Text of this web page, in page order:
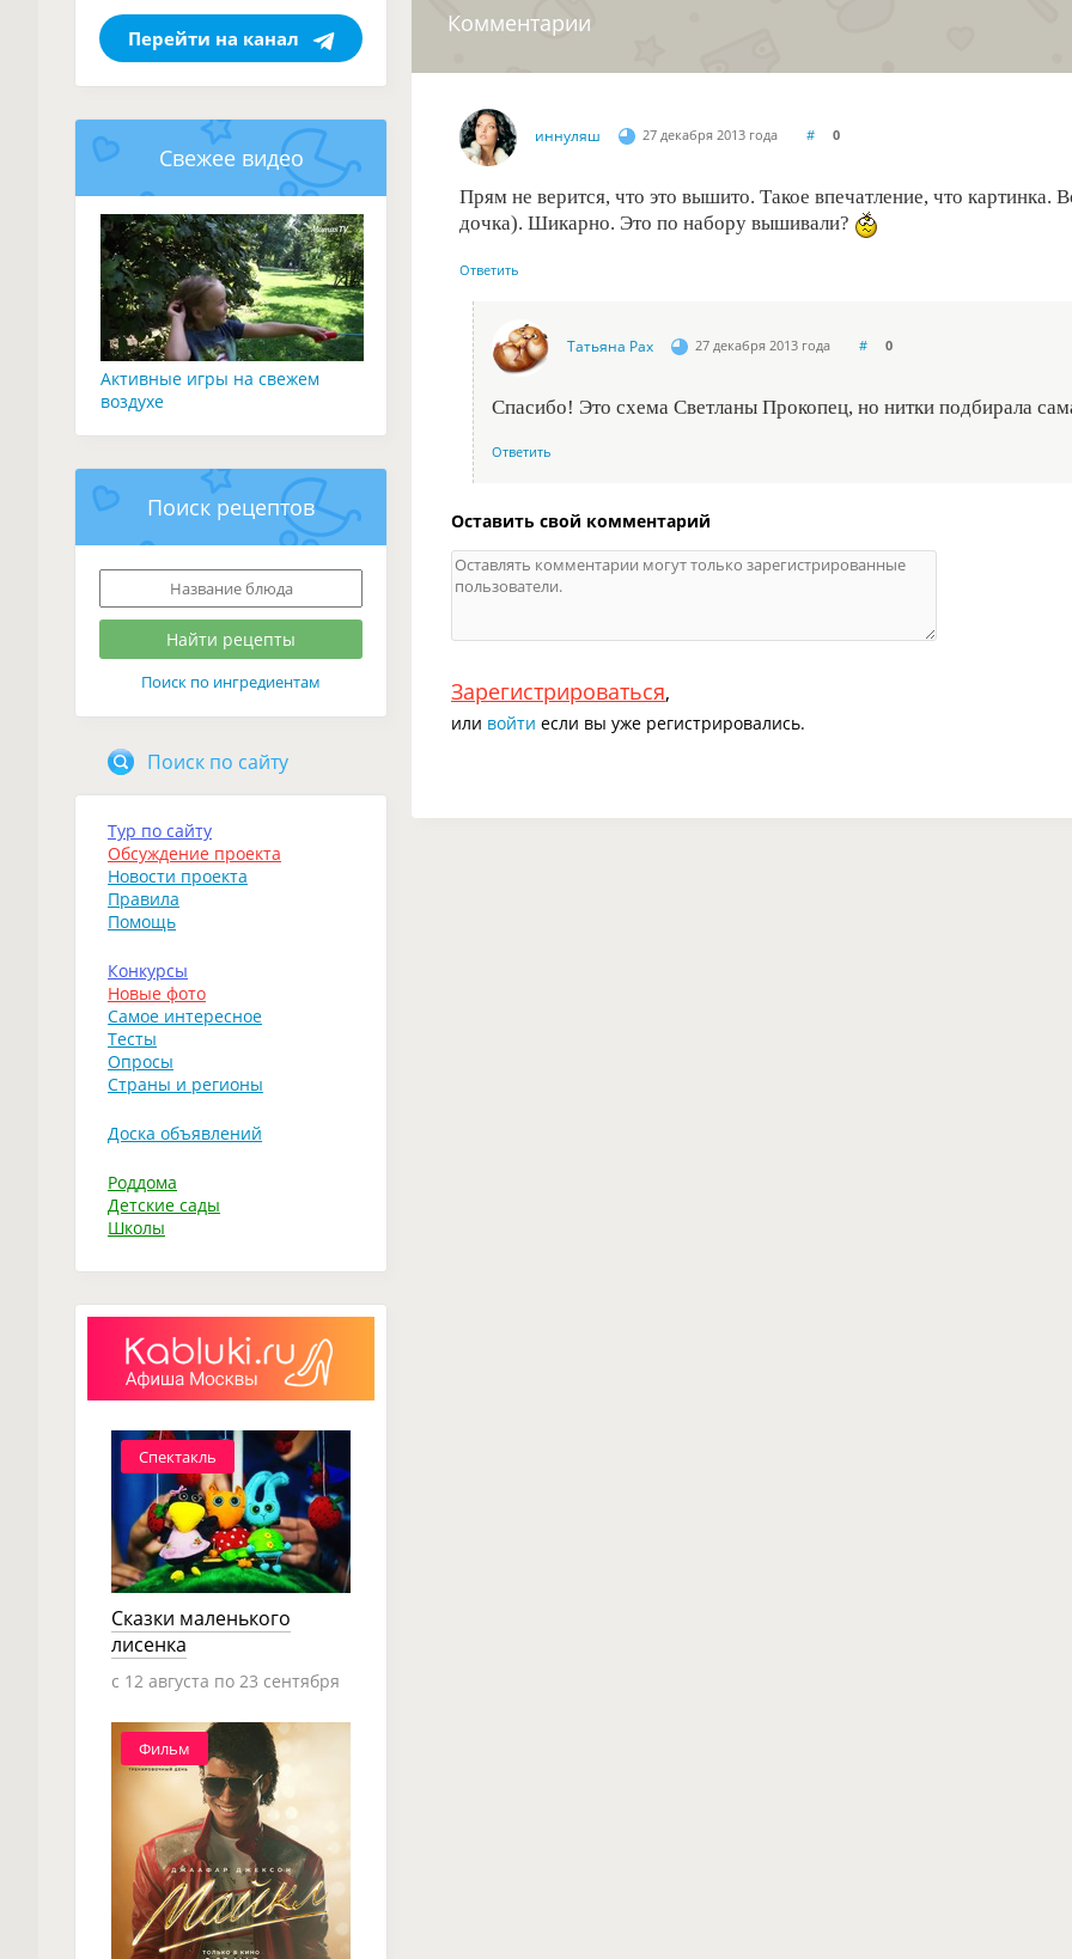
Комментарии
иннуляш 27 декабря 2013 года # 0
Прям не верится, что это вышито. Такое впечатление, что картинка.
дочка). Шикарно. Это по набору вышивали?
Ответить
Татьяна Рах 27 декабря 2013 года # 0
Спасибо! Это схема Светланы Прокопец, но нитки подбирала
Ответить
Оставить свой комментарий
Зарегистрироваться,
или войти если вы уже регистрировались.
Перейти на канал
Свежее видео
Активные игры на свежем
воздухе
Поиск рецептов
Поиск по ингредиентам
Поиск по сайту
Тур по сайту
Обсуждение проекта
Новости проекта
Правила
Помощь
Конкурсы
Новые фото
Самое интересное
Тесты
Опросы
Страны и регионы
Доска объявлений
Роддома
Детские сады
Школы
Спектакль
Сказки маленького
лисенка
c 12 августа по 23 сентября
Фильм